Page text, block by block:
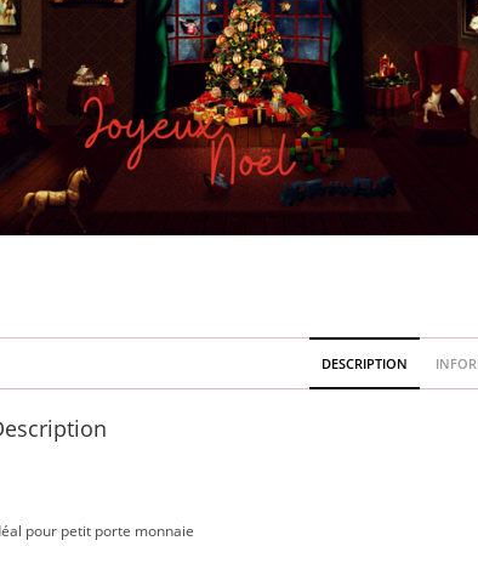
DESCRIPTION
pour petit porte monnaie